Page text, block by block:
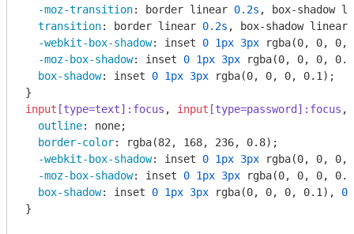
-moz-transition: border linear 0.2s , box-shadow
transition: border linear 0.2s , box-shadow linear
-webkit-box-shadow: inset 0 1px 3px rgba(0, 0, 0,
-moz-box-shadow: inset 0 1px 3px rgba(0, 0, 0,
box-shadow: inset 0 1px 3px rgba(0, 0, 0, 0.1);
input [type=text] :focus , input [type=password] :focus ,
outline: none;
border-color: rgba(82, 168, 236, 0.8);
-webkit-box-shadow: inset 0 1px 3px rgba(0, 0,
-moz-box-shadow: inset 0 1px 3px rgba(0, 0, 0,
box-shadow: inset 0 1px 3px rgba(0, 0, 0, 0.1), 0
}